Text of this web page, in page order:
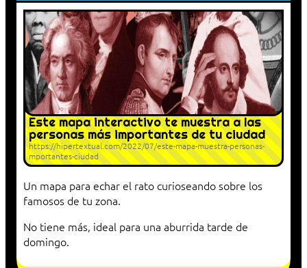
Este mapa interactivo te muestra a las
personas más importantes de tu ciudad
https://hipertextual.com/2022/07/este-mapa-muestra-personas-
mportantes-ciudad
Un mapa para echar el rato curioseando sobre los
famosos de tu zona.
No tiene más, ideal para una aburrida tarde de
domingo.